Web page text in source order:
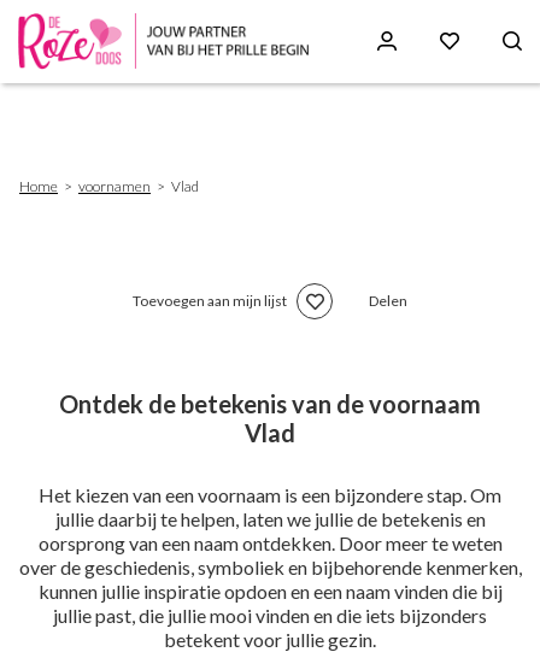
Home voornamen Vlad
Toevoegen aan mijn lijst Delen
Ontdek de betekenis van de voornaam
Vlad
Het kiezen van een voornaam is een bijzondere stap. Om
jullie daarbij te helpen, laten we jullie de betekenis en
oorsprong van een naam ontdekken. Door meer te weten
over de geschiedenis, symboliek en bijbehorende kenmerken,
kunnen jullie inspiratie opdoen en een naam vinden die bij
jullie past, die jullie mooi vinden en die iets bijzonders
betekent voor jullie gezin.